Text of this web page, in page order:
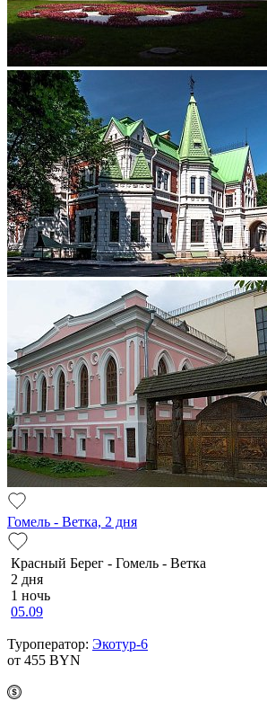
Гомель - Ветка, 2 дня
Красный Берег - Гомель - Ветка
2 дня
1 ночь
05.09
Туроператор: Экотур-6
от 455 BYN